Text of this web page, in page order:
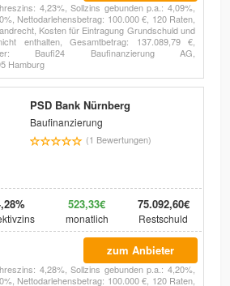
4,23%, Sollzins gebunden p.a.: 4,09%,
Nettodarlehensbetrag: 100.000 €, 120 Raten,
Kosten für Eintragung Grundschuld und
enthalten, Gesamtbetrag: 137.089,79 €,
Baufi24 Baufinanzierung AG,
Hamburg
PSD Bank Nürnberg
Baufinanzierung
(1 Bewertungen)
523,33€
monatlich
75.092,60€
Restschuld
zum Anbieter
4,28%, Sollzins gebunden p.a.: 4,20%,
Nettodarlehensbetrag: 100.000 €, 120 Raten,